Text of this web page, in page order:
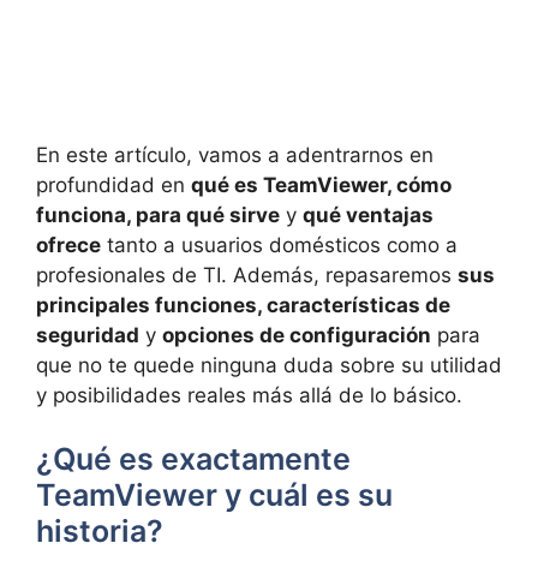
En este artículo, vamos a adentrarnos en
profundidad en qué es TeamViewer, cómo
funciona, para qué sirve y qué ventajas
ofrece tanto a usuarios domésticos como a
profesionales de TI. Además, repasaremos sus
principales funciones, características de
seguridad y opciones de configuración para
que no te quede ninguna duda sobre su utilidad
y posibilidades reales más allá de lo básico.
¿Qué es exactamente
TeamViewer y cuál es su
historia?